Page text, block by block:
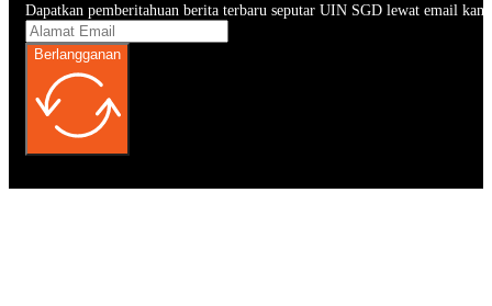
Dapatkan pemberitahuan berita terbaru seputar UIN SGD lewat email
Berlangganan